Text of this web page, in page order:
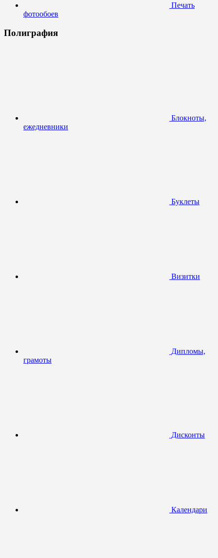
Печать
фотообоев
Полиграфия
Блокноты,
ежедневники
Буклеты
Визитки
Дипломы,
грамоты
Дисконты
Календари